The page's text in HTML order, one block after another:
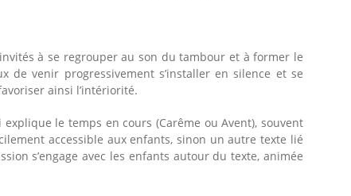
à se regrouper au son du tambour et à former le
de venir progressivement s’installer en silence et se
ainsi l’intériorité.
le temps en cours (Carême ou Avent), souvent
accessible aux enfants, sinon un autre texte lié
s’engage avec les enfants autour du texte, animée